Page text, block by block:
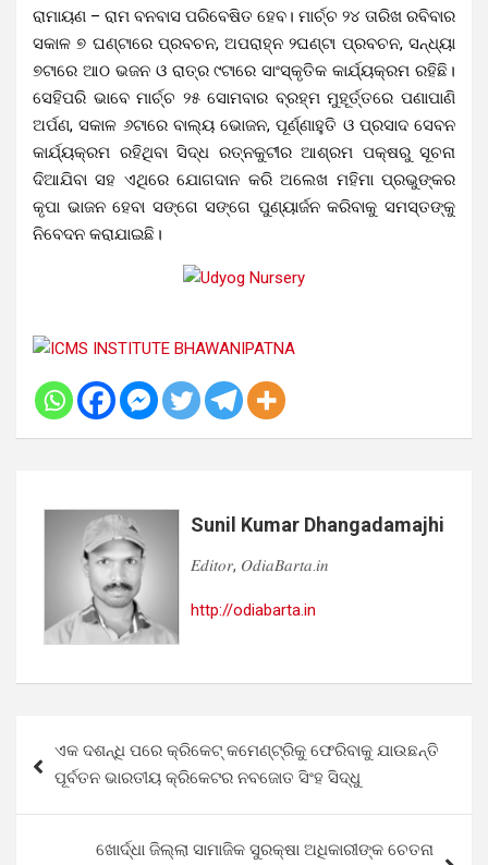
ରାମାୟଣ – ରାମ ବନବାସ ପରିବେଷିତ ହେବ। ମାର୍ଚ୍ଚ ୨୪ ତାରିଖ ରବିବାର
ସକାଳ ୭ ଘଣ୍ଟାରେ ପ୍ରବଚନ, ଅପରାହ୍ନ ୨ଘଣ୍ଟା ପ୍ରବଚନ, ସନ୍ଧ୍ୟା
୭ଟାରେ ଆଠ ଭଜନ ଓ ରାତ୍ର ୯ଟାରେ ସାଂସ୍କୃତିକ କାର୍ଯ୍ୟକ୍ରମ ରହିଛି।
ସେହିପରି ଭାବେ ମାର୍ଚ୍ଚ ୨୫ ସୋମବାର ବ୍ରହ୍ମ ମୁହୂର୍ତ୍ତରେ ପଣାପାଣି
ଅର୍ପଣ, ସକାଳ ୬ଟାରେ ବାଲ୍ୟ ଭୋଜନ, ପୂର୍ଣ୍ଣାହୁତି ଓ ପ୍ରସାଦ ସେବନ
କାର୍ଯ୍ୟକ୍ରମ ରହିଥିବା ସିଦ୍ଧ ରତ୍ନକୁଟୀର ଆଶ୍ରମ ପକ୍ଷରୁ ସୂଚନା
ଦିଆଯିବା ସହ ଏଥିରେ ଯୋଗଦାନ କରି ଅଲେଖ ମହିମା ପ୍ରଭୁଙ୍କର
କୃପା ଭାଜନ ହେବା ସଙ୍ଗେ ସଙ୍ଗେ ପୁଣ୍ୟାର୍ଜନ କରିବାକୁ ସମସ୍ତଙ୍କୁ
ନିବେଦନ କରାଯାଇଛି।
Sunil Kumar Dhangadamajhi
𝐸𝑑𝑖𝑡𝑜𝑟, 𝑂𝑑𝑖𝑎𝐵𝑎𝑟𝑡𝑎.𝑖𝑛
http://odiabarta.in
navigation
ଏକ ଦଶନ୍ଧି ପରେ କ୍ରିକେଟ୍ କମେଣ୍ଟ୍ରିକୁ ଫେରିବାକୁ ଯାଉଛନ୍ତି
ପୂର୍ବତନ ଭାରତୀୟ କ୍ରିକେଟର ନବଜୋତ ସିଂହ ସିଦ୍ଧୁ
ଖୋର୍ଦ୍ଧା ଜିଲ୍ଲା ସାମାଜିକ ସୁରକ୍ଷା ଅଧିକାରୀଙ୍କ ଚେତନା